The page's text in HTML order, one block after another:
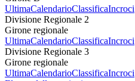
UltimaCalendarioClassificaIncroci
Divisione Regionale 2
Girone regionale
UltimaCalendarioClassificaIncroci
Divisione Regionale 3
Girone regionale
UltimaCalendarioClassificaIncroci